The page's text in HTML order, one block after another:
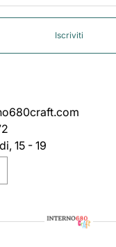
Iscriviti
15 - 19